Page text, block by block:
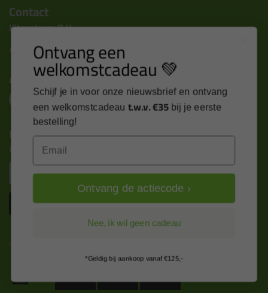
Contact
Kitcentrum B.V.
Alle contactgegevens >
Altijd op de hoogte blijven?
Nieuws, tips en exclusieve deals rechtstreeks in je
inbox
Inschrijven
Kitcentrum is trots op:
Ontvang een
welkomstcadeau 💚
Schijf je in voor onze nieuwsbrief en ontvang
een welkomstcadeau t.w.v. €35 bij je eerste
bestelling!
Ontvang de actiecode ›
Nee, ik wil geen cadeau
*Geldig bij aankoop vanaf €125,-